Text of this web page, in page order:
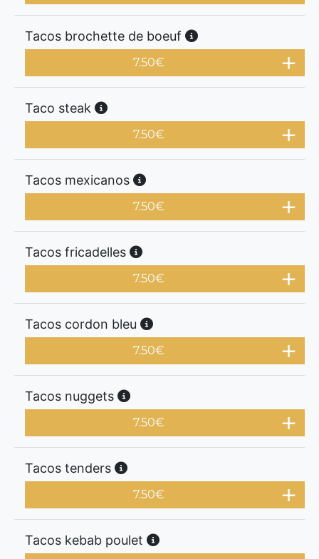
Tacos brochette de boeuf
7.50€
Taco steak
7.50€
Tacos mexicanos
7.50€
Tacos fricadelles
7.50€
Tacos cordon bleu
7.50€
Tacos nuggets
7.50€
Tacos tenders
7.50€
Tacos kebab poulet